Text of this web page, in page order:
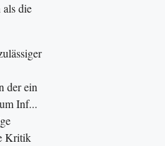
als die
der ein
Inf...
Kritik